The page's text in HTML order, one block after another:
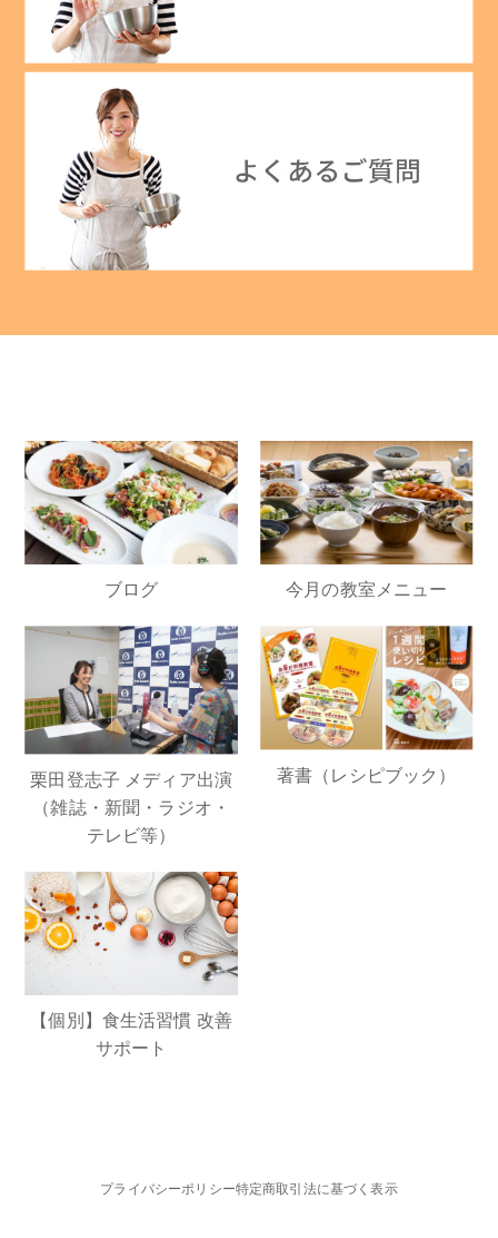
ブログ 今月の教室メニュー
栗田登志子 メディア出演
（雑誌・新聞・ラジオ・
テレビ等）
著書（レシピブック）
【個別】食生活習慣 改善
サポート
プライバシーポリシー特定商取引法に基づく表示